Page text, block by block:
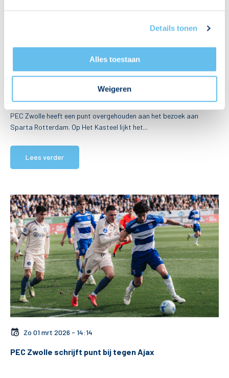
Details tonen
Alles toestaan
Weigeren
Zo 08 mrt 2026 - 14:15
Late treffer levert PEC Zwolle tóch nog punt op
PEC Zwolle heeft een punt overgehouden aan het bezoek aan
Sparta Rotterdam. Op Het Kasteel lijkt het...
Lees verder
Zo 01 mrt 2026 - 14:14
PEC Zwolle schrijft punt bij tegen Ajax